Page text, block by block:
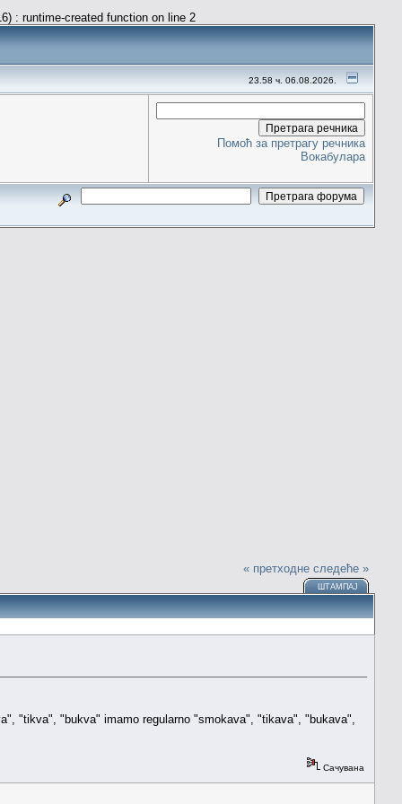
: runtime-created function on line 2
23.58 ч. 06.08.2026.
Помоћ за претрагу речника
Вокабулара
« претходне следеће »
ШТАМПАЈ
"tikva", "bukva" imamo regularno "smokava", "tikava", "bukava",
Сачувана